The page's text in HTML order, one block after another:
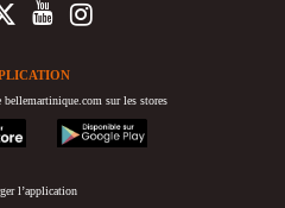
bellemartinique.com sur les stores
googleplay
l’application